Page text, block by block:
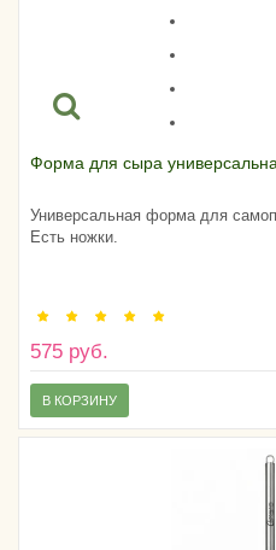
Форма для сыра
Универсальная форма для
Есть ножки.
575 руб.
В КОРЗИНУ